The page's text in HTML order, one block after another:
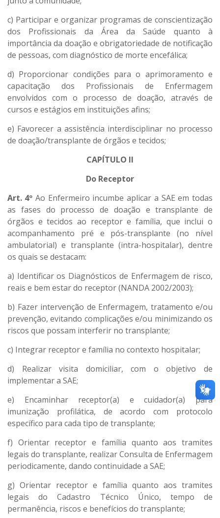
c) Participar e organizar programas de conscientização
dos Profissionais da Área da Saúde quanto à
importância da doação e obrigatoriedade de notificação
de pessoas, com diagnóstico de morte encefálica;
d) Proporcionar condições para o aprimoramento e
capacitação dos Profissionais de Enfermagem
envolvidos com o processo de doação, através de
cursos e estágios em instituições afins;
e) Favorecer a assistência interdisciplinar no processo
de doação/transplante de órgãos e tecidos;
CAPÍTULO II
Do Receptor
Art. 4º Ao Enfermeiro incumbe aplicar a SAE em todas
as fases do processo de doação e transplante de
órgãos e tecidos ao receptor e família, que inclui o
acompanhamento pré e pós-transplante (no nível
ambulatorial) e transplante (intra-hospitalar), dentre
os quais se destacam:
a) Identificar os Diagnósticos de Enfermagem de risco,
reais e bem estar do receptor (NANDA 2002/2003);
b) Fazer intervenção de Enfermagem, tratamento e/ou
prevenção, evitando complicações e/ou minimizando os
riscos que possam interferir no transplante;
c) Integrar receptor e família no contexto hospitalar;
d) Realizar visita domiciliar, com o objetivo de
implementar a SAE;
e) Encaminhar receptor(a) e cuidador(a) para
imunização profilática, de acordo com protocolo
específico para cada tipo de transplante;
f) Orientar receptor e família quanto aos tramites
legais do transplante, realizar Consulta de Enfermagem
periodicamente, dando continuidade a SAE;
g) Orientar receptor e família quanto aos tramites
legais do Cadastro Técnico Único, tempo de
permanência, riscos e benefícios do transplante;